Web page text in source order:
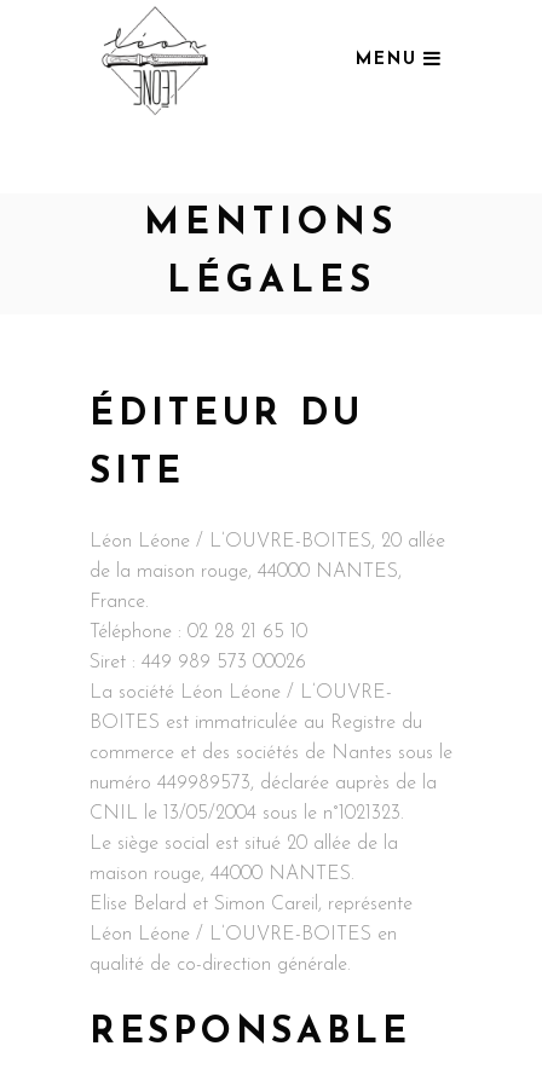
MENU
MENTIONS
LÉGALES
ÉDITEUR DU
SITE
Léon Léone / L’OUVRE-BOITES, 20 allée
de la maison rouge, 44000 NANTES,
France.
Téléphone : 02 28 21 65 10
Siret : 449 989 573 00026
La société Léon Léone / L’OUVRE-
BOITES est immatriculée au Registre du
commerce et des sociétés de Nantes sous le
numéro 449989573, déclarée auprès de la
CNIL le 13/05/2004 sous le n°1021323.
Le siège social est situé 20 allée de la
maison rouge, 44000 NANTES.
Elise Belard et Simon Careil, représente
Léon Léone / L’OUVRE-BOITES en
qualité de co-direction générale.
RESPONSABLE